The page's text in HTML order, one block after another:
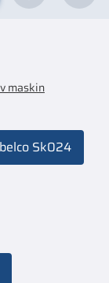
maskin
Sk024